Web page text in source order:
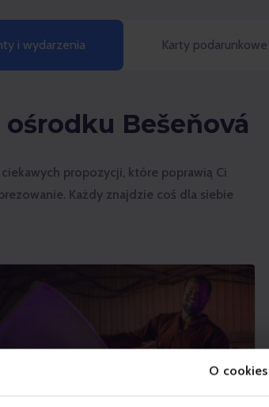
O cookies
i wydarzenia Karty podarunkowe
Bešeňová
propozycji, które poprawią Ci
Każdy znajdzie coś dla siebie